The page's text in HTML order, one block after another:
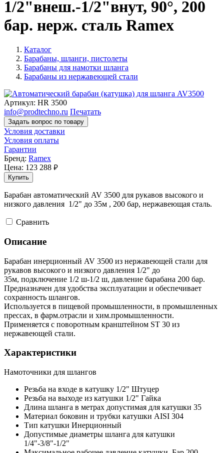
1/2"внеш.-1/2"внут, 90°, 200
бар. нерж. сталь Ramex
Каталог
Барабаны, шланги, пистолеты
Барабаны для намотки шланга
Барабаны из нержавеющей стали
Артикул: HR 3500
info@prodtechno.ru Печатать
Задать вопрос по товару
Условия доставки
Условия оплаты
Гарантии
Бренд: Ramex
Цена: 123 288 руб.
Купить
Барабан автоматический AV 3500 для рукавов высокого и
низкого давления 1/2" до 35м , 200 бар, нержавеющая сталь.
Cравнить
Описание
Барабан инерционный AV 3500 из нержавеющей стали для
рукавов высокого и низкого давления 1/2" до
35м, подключение 1/2 ш-1/2 ш, давление барабана 200 бар.
Предназначен для удобства эксплуатации и обеспечивает
сохранность шлангов.
Используется в пищевой промышленности, в промышленных
прессах, в фарм.отрасли и хим.промышленности.
Применяется с поворотным кранштейном ST 30 из
нержавеющей стали.
Характеристики
Намоточники для шлангов
Резьба на входе в катушку 1/2" Штуцер
Резьба на выходе из катушки 1/2" Гайка
Длина шланга в метрах допустимая для катушки 35
Материал боковин и трубки катушки AISI 304
Тип катушки Инерционный
Допустимые диаметры шланга для катушки
1/4"-3/8"-1/2"